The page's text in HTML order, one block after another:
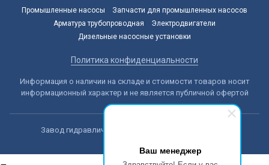
Ваш менеджер
Промышленные насосы
Запчасти для промышленных насосов
Арматура трубопроводная
Электродвигатели
Дизельные насосные установки
Политика конфиденциальности
Информация о наличии на складе и стоимости товаров носит
информационный характер и не является публичной офертой
Завод гидравлических машин © 2014-2026, Астана